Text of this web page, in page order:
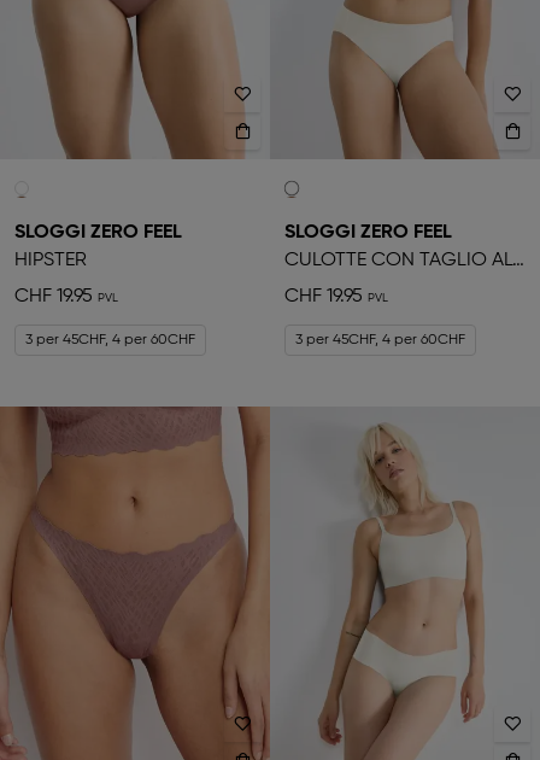
SLOGGI ZERO FEEL
HIPSTER
CHF 19.95
3 per 45CHF, 4 per 60CHF
SLOGGI ZERO FEEL
CULOTTE CON TAGLIO ALTO
CHF 19.95
3 per 45CHF, 4 per 60CHF